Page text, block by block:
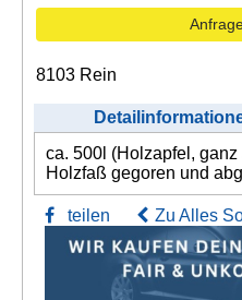
8103 Rein
ca. 500l (Holzapfel,
Holzfaß gegoren und
teilen Zu Alles